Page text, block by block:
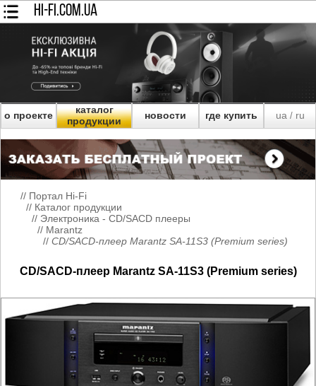
HI-FI.COM.UA
о проекте
каталог
продукции
новости где купить ua/ ru
// Портал Hi-Fi
// Каталог продукции
// Электроника - CD/SACD плееры
// Marantz
// CD/SACD-плеер Marantz SA-11S3 (Premium series)
CD/SACD-плеер Marantz SA-11S3 (Premium series)